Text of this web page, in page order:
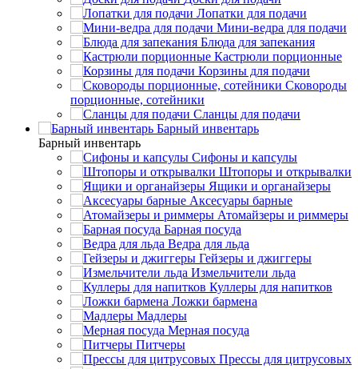
Лопатки для подачи
Мини-ведра для подачи
Блюда для запекания
Кастрюли порционные
Корзины для подачи
Сковороды
порционные, сотейники
Сланцы для подачи
Барный инвентарь
Барный инвентарь
Сифоны и капсулы
Штопоры и открывалки
Ящики и органайзеры
Аксесуары барные
Атомайзеры и риммеры
Барная посуда
Ведра для льда
Гейзеры и джиггеры
Измельчители льда
Куллеры для напитков
Ложки бармена
Мадлеры
Мерная посуда
Питчеры
Прессы для цитрусовых